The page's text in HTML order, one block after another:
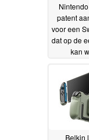
patent
voor een
dat op de
kan
Belkin